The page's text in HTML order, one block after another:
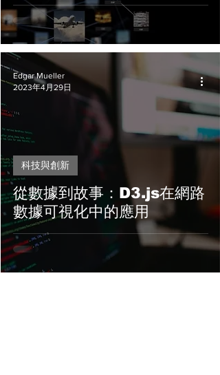
從數據到故事：D3.js在網路
數據可視化中的應用
科技與創新
Edgar Mueller
2023年4月29日